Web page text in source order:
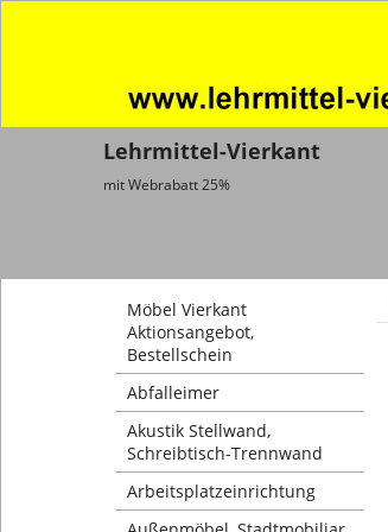
Lehrmittel-Vierkant
mit Webrabatt 25%
Möbel Vierkant
Aktionsangebot,
Bestellschein
Abfalleimer
Akustik Stellwand,
Schreibtisch-Trennwand
Arbeitsplatzeinrichtung